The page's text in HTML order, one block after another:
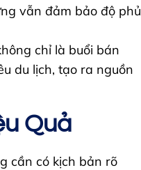
vẫn đảm bảo độ phủ
chỉ là buổi bán
du lịch, tạo ra nguồn
Quả
cần có kịch bản rõ